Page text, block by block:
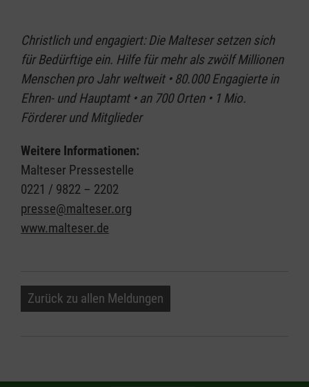
Christlich und engagiert: Die Malteser setzen sich
für Bedürftige ein. Hilfe für mehr als zwölf Millionen
Menschen pro Jahr weltweit • 80.000 Engagierte in
Ehren- und Hauptamt • an 700 Orten • 1 Mio.
Förderer und Mitglieder
Weitere Informationen:
Malteser Pressestelle
0221 / 9822 – 2202
presse@malteser.org
www.malteser.de
Zurück zu allen Meldungen